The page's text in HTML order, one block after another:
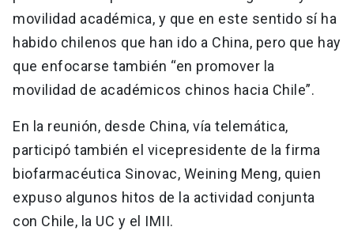
movilidad académica, y que en este sentido sí ha
habido chilenos que han ido a China, pero que hay
que enfocarse también “en promover la
movilidad de académicos chinos hacia Chile”.
En la reunión, desde China, vía telemática,
participó también el vicepresidente de la firma
biofarmacéutica Sinovac, Weining Meng, quien
expuso algunos hitos de la actividad conjunta
con Chile, la UC y el IMII.